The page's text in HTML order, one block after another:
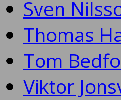
Sven
Thomas
Tom
Viktor